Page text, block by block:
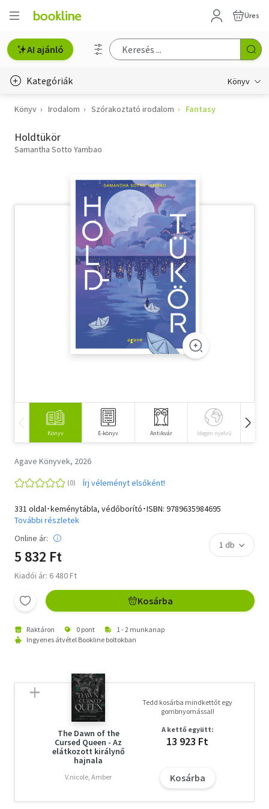
Üres
AI ajánló
Kategóriák Könyv
Életmód, egészség
Erotika
Szótár, nyelvkönyv
Tankönyv, segédkönyv
Könyv Irodalom Szórakoztató irodalom Fantasy
Holdtükör
Samantha Sotto Yambao
Könyv E-könyv Antikvár Idegen nyelvű
Agave Könyvek, 2026
Írj véleményt elsőként!
331 oldal･keménytábla, védőborító･ISBN: 9789635984695
További részletek
Online ár:
5 832 Ft
Kiadói ár: 6 480 Ft
Kosárba
Raktáron 0 pont
1 - 2 munkanap
Ingyenes átvétel Bookline boltokban
The Dawn of the
Cursed Queen - Az
elátkozott királynő
hajnala
V.nicole, Amber
Tedd kosárba mindkettőt egy
gombnyomással!
A kettő együtt:
13 923 Ft
Kosárba